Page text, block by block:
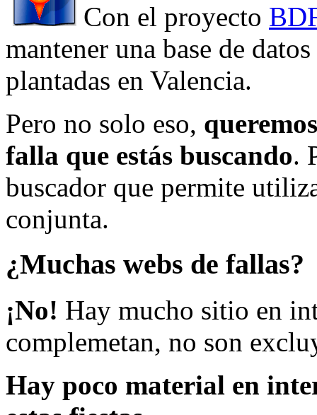
Con el proyecto
mantener una base de
plantadas en Valencia.
Pero no solo eso,
falla que estás buscando.
buscador que permite
conjunta.
¿Muchas webs de fallas?
¡No! Hay mucho sitio en
complemetan, no son
Hay poco material en